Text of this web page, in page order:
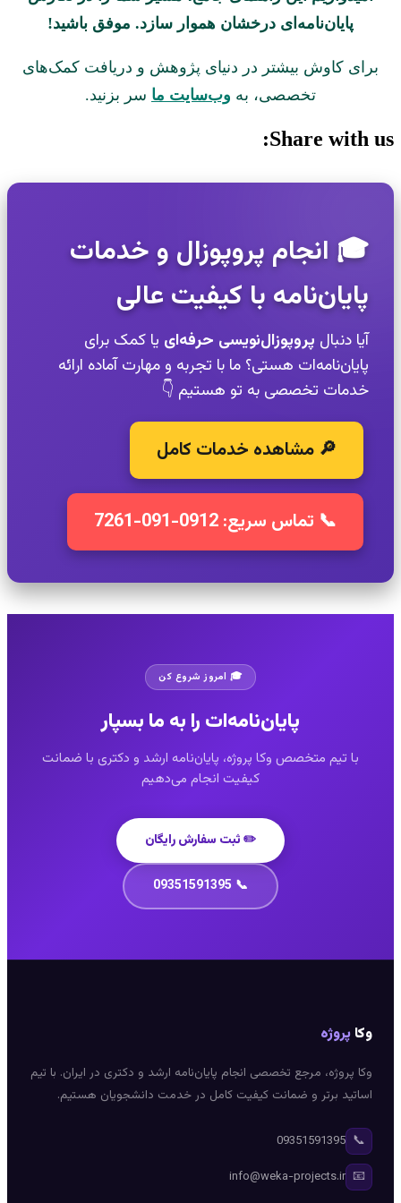
پایان‌نامه‌ای درخشان هموار سازد. موفق باشید!
کاوش بیشتر در دنیای پژوهش و دریافت کمک‌های
تخصصی، بهوب‌سایت ماسر بزنید.
Share
انجام پروپوزال و خدمات
با کیفیت عالی
دنبالپروپوزال‌نویسی حرفه‌اییا کمک برای
هستی؟ ما با تجربه و مهارت آماده ارائه
تخصصی به تو هستیم 👇
🔎 مشاهده خدمات کامل
📞 تماس سریع: 0912-091-7261
🎓 امروز شروع کن
پایان‌نامه‌ات را به ما بسپار
تیم متخصص وکا پروژه، پایان‌نامه ارشد و دکتری با ضمانت
کیفیت انجام می‌دهیم
✏️ ثبت سفارش رایگان
📞 09351591395
پروژه
پروژه، مرجع تخصصی انجام پایان‌نامه ارشد و دکتری در ایران. با تیم
برتر و ضمانت کیفیت کامل در خدمت دانشجویان هستیم.
09351591395
info@weka-projects.ir